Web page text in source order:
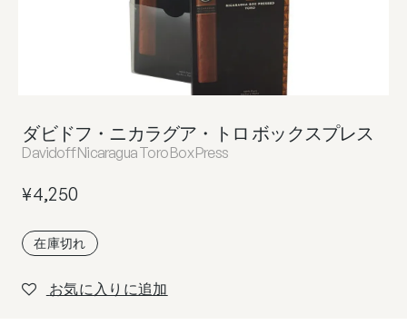
ダビドフ・ニカラグア・トロ ボックスプレス
Davidoff Nicaragua Toro Box Press
¥4,250
在庫切れ
お気に入りに追加